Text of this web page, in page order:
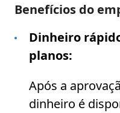
Benefícios do
Dinheiro
planos:
Após a
dinheiro é